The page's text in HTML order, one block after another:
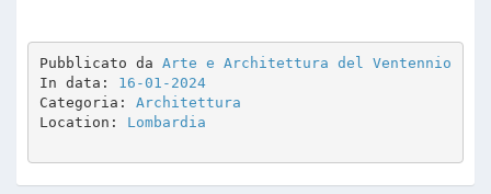
Pubblicato da Arte e Architettura del Ventennio
In data: 16-01-2024
Categoria: Architettura
Location: Lombardia